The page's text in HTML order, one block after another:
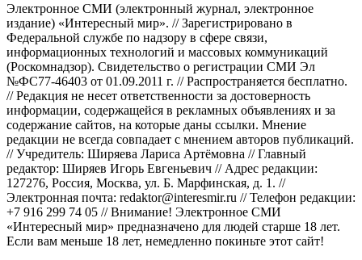
Электронное СМИ (электронный журнал, электронное
издание) «Интересный мир». // Зарегистрировано в
Федеральной службе по надзору в сфере связи,
информационных технологий и массовых коммуникаций
(Роскомнадзор). Свидетельство о регистрации СМИ Эл
№ФС77-46403 от 01.09.2011 г. // Распространяется бесплатно.
// Редакция не несет ответственности за достоверность
информации, содержащейся в рекламных объявлениях и за
содержание сайтов, на которые даны ссылки. Мнение
редакции не всегда совпадает с мнением авторов публикаций.
// Учредитель: Ширяева Лариса Артёмовна // Главный
редактор: Ширяев Игорь Евгеньевич // Адрес редакции:
127276, Россия, Москва, ул. Б. Марфинская, д. 1. //
Электронная почта: redaktor@interesmir.ru // Телефон редакции:
+7 916 299 74 05 // Внимание! Электронное СМИ
«Интересный мир» предназначено для людей старше 18 лет.
Если вам меньше 18 лет, немедленно покиньте этот сайт!